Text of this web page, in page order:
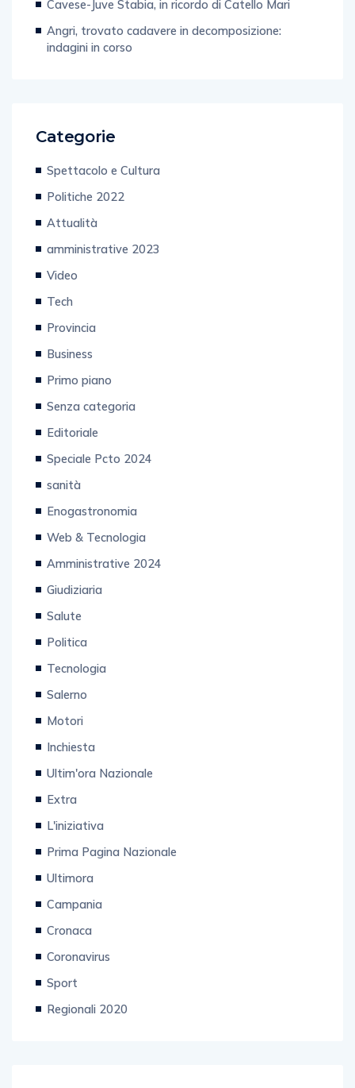
Cavese-Juve Stabia, in ricordo di Catello Mari
Angri, trovato cadavere in decomposizione:
indagini in corso
Categorie
Spettacolo e Cultura
Politiche 2022
Attualità
amministrative 2023
Video
Tech
Provincia
Business
Primo piano
Senza categoria
Editoriale
Speciale Pcto 2024
sanità
Enogastronomia
Web & Tecnologia
Amministrative 2024
Giudiziaria
Salute
Politica
Tecnologia
Salerno
Motori
Inchiesta
Ultim'ora Nazionale
Extra
L'iniziativa
Prima Pagina Nazionale
Ultimora
Campania
Cronaca
Coronavirus
Sport
Regionali 2020